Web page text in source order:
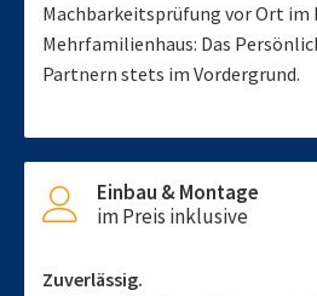
Machbarkeitsprüfung vor Ort im
Mehrfamilienhaus: Das
Partnern stets im Vordergrund.
Einbau & Montage
im Preis inklusive
Zuverlässig.